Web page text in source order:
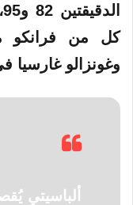
وغونزالو غارسيا في